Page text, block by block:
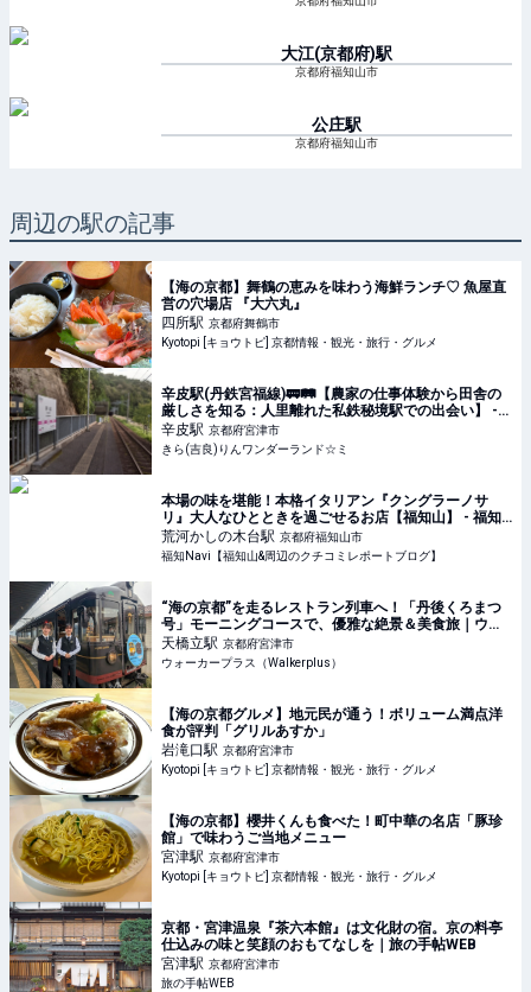
大江(京都府)駅
京都府福知山市
公庄駅
京都府福知山市
周辺の駅の記事
【海の京都】舞鶴の恵みを味わう海鮮ランチ♡ 魚屋直
営の穴場店 『大六丸』
四所駅 京都府舞鶴市
Kyotopi [キョウトピ] 京都情報・観光・旅行・グルメ
辛皮駅(丹鉄宮福線)🚃🛤【農家の仕事体験から田舎の
厳しさを知る：人里離れた私鉄秘境駅での出会い】 -
きら(吉良)りんワンダーランド☆ミ
辛皮駅 京都府宮津市
きら(吉良)りんワンダーランド☆ミ
本場の味を堪能！本格イタリアン『クングラーノサ
リ』大人なひとときを過ごせるお店【福知山】 - 福知
Navi【福知山&周辺のクチコミレポートブログ】
荒河かしの木台駅 京都府福知山市
福知Navi【福知山&周辺のクチコミレポートブログ】
“海の京都”を走るレストラン列車へ！「丹後くろまつ
号」モーニングコースで、優雅な絶景＆美食旅｜ウォ
ーカープラス
天橋立駅 京都府宮津市
ウォーカープラス（Walkerplus）
【海の京都グルメ】地元民が通う！ボリューム満点洋
食が評判「グリルあすか」
岩滝口駅 京都府宮津市
Kyotopi [キョウトピ] 京都情報・観光・旅行・グルメ
【海の京都】櫻井くんも食べた！町中華の名店「豚珍
館」で味わうご当地メニュー
宮津駅 京都府宮津市
Kyotopi [キョウトピ] 京都情報・観光・旅行・グルメ
京都・宮津温泉『茶六本館』は文化財の宿。京の料亭
仕込みの味と笑顔のおもてなしを｜旅の手帖WEB
宮津駅 京都府宮津市
旅の手帖WEB